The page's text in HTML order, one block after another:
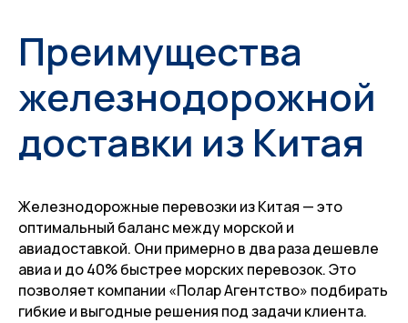
Преимущества
железнодорожной
доставки из Китая
Железнодорожные перевозки из Китая — это
оптимальный баланс между морской и
авиадоставкой. Они примерно в два раза дешевле
авиа и до 40% быстрее морских перевозок. Это
позволяет компании «Полар Агентство» подбирать
гибкие и выгодные решения под задачи клиента.